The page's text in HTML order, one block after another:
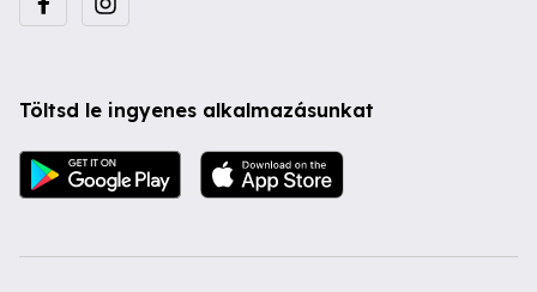
Töltsd le ingyenes alkalmazásunkat